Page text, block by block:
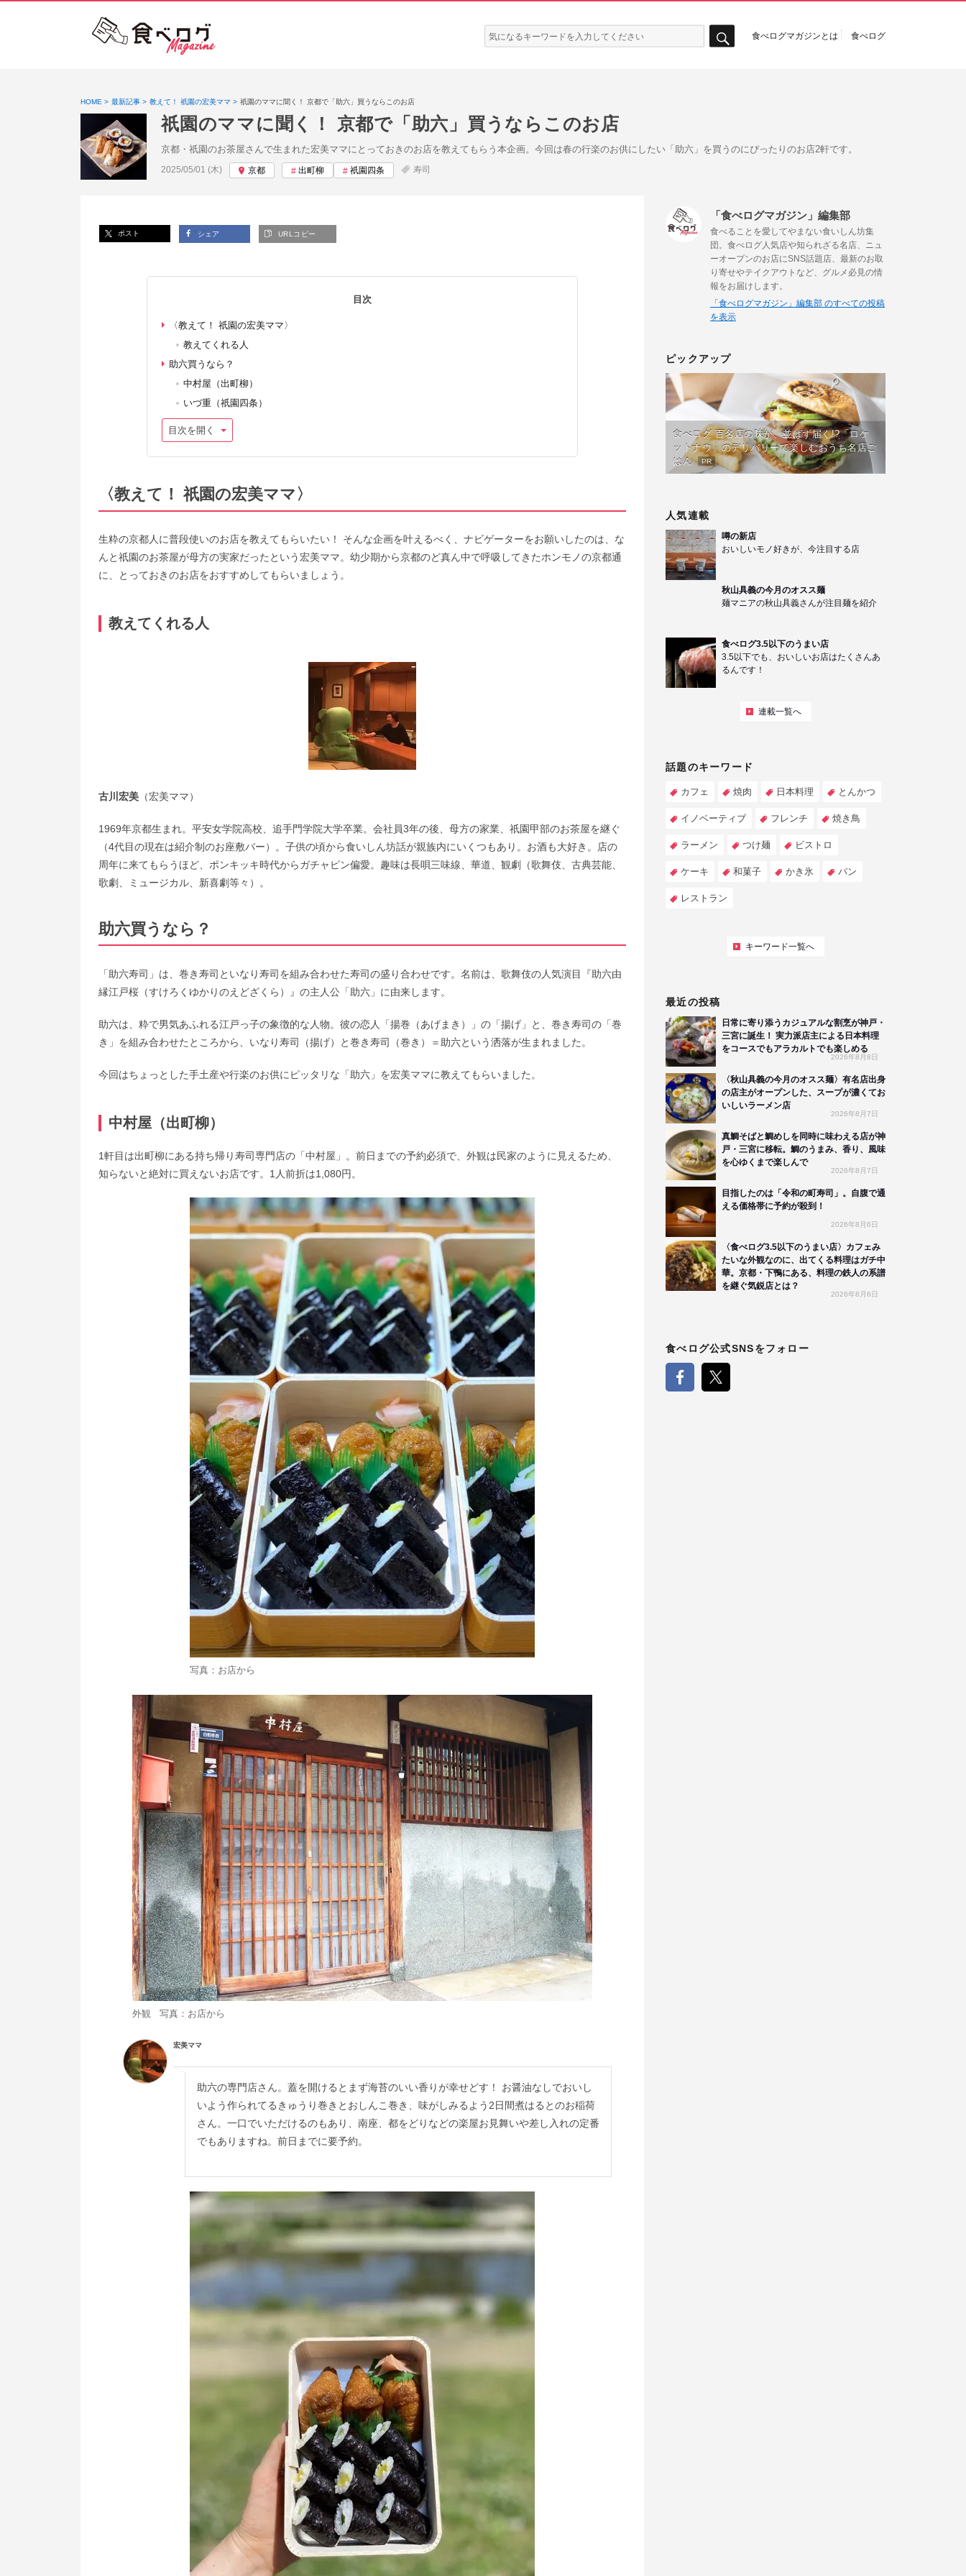
検
索:
食べログマガジンとは 食べログ
HOME 最新記事 教えて！ 祇園の宏美ママ 祇園のママに聞く！ 京都で「助六」買うならこのお店
祇園のママに聞く！ 京都で「助六」買うならこのお店
京都・祇園のお茶屋さんで生まれた宏美ママにとっておきのお店を教えてもらう本企画。今回は春の行楽のお供にしたい「助六」を買うのにぴったりのお店2軒です。
投稿日:
2025/05/01 (木) 京都 出町柳 祇園四条 寿司
ポスト シェア URLコピー
目次
〈教えて！ 祇園の宏美ママ〉
教えてくれる人
助六買うなら？
中村屋（出町柳）
いづ重（祇園四条）
目次を開く
〈教えて！ 祇園の宏美ママ〉
生粋の京都人に普段使いのお店を教えてもらいたい！ そんな企画を叶えるべく、ナビゲーターをお願いしたのは、な
んと祇園のお茶屋が母方の実家だったという宏美ママ。幼少期から京都のど真ん中で呼吸してきたホンモノの京都通
に、とっておきのお店をおすすめしてもらいましょう。
教えてくれる人
古川宏美 （宏美ママ）
1969年京都生まれ。平安女学院高校、追手門学院大学卒業。会社員3年の後、母方の家業、祇園甲部のお茶屋を継ぐ
（4代目の現在は紹介制のお座敷バー）。子供の頃から食いしん坊話が親族内にいくつもあり。お酒も大好き。店の
周年に来てもらうほど、ポンキッキ時代からガチャピン偏愛。趣味は長唄三味線、華道、観劇（歌舞伎、古典芸能、
歌劇、ミュージカル、新喜劇等々）。
助六買うなら？
「助六寿司」は、巻き寿司といなり寿司を組み合わせた寿司の盛り合わせです。名前は、歌舞伎の人気演目『助六由
縁江戸桜（すけろくゆかりのえどざくら）』の主人公「助六」に由来します。
助六は、粋で男気あふれる江戸っ子の象徴的な人物。彼の恋人「揚巻（あげまき）」の「揚げ」と、巻き寿司の「巻
き」を組み合わせたところから、いなり寿司（揚げ）と巻き寿司（巻き）＝助六という洒落が生まれました。
今回はちょっとした手土産や行楽のお供にピッタリな「助六」を宏美ママに教えてもらいました。
中村屋（出町柳）
1軒目は出町柳にある持ち帰り寿司専門店の「中村屋」。前日までの予約必須で、外観は民家のように見えるため、
知らないと絶対に買えないお店です。1人前折は1,080円。
写真：お店から
外観 写真：お店から
宏美ママ
助六の専門店さん。蓋を開けるとまず海苔のいい香りが幸せどす！ お醤油なしでおいし
いよう作られてるきゅうり巻きとおしんこ巻き、味がしみるよう2日間煮はるとのお稲荷
さん。一口でいただけるのもあり、南座、都をどりなどの楽屋お見舞いや差し入れの定番
でもありますね。前日までに要予約。
「食べログマガジン」編集部
食べることを愛してやまない食いしん坊集
団。食べログ人気店や知られざる名店、ニュ
ーオープンのお店にSNS話題店、最新のお取
り寄せやテイクアウトなど、グルメ必見の情
報をお届けします。
「食べログマガジン」編集部 のすべての投稿
を表示
ピックアップ
食べログ 百名店の味が、並ばず届く!?「ロケ
ットナウ」のデリバリーで楽しむおうち名店ご
はん
PR
人気連載
噂の新店
おいしいモノ好きが、今注目する店
秋山具義の今月のオスス麺
麺マニアの秋山具義さんが注目麺を紹介
食べログ3.5以下のうまい店
3.5以下でも、おいしいお店はたくさんあ
るんです！
連載一覧へ
話題のキーワード
カフェ 焼肉 日本料理 とんかつ
イノベーティブ フレンチ 焼き鳥
ラーメン つけ麺 ビストロ
ケーキ 和菓子 かき氷 パン
レストラン
キーワード一覧へ
最近の投稿
日常に寄り添うカジュアルな割烹が神戸・
三宮に誕生！ 実力派店主による日本料理
をコースでもアラカルトでも楽しめる
2026年8月8日
〈秋山具義の今月のオスス麺〉有名店出身
の店主がオープンした、スープが濃くてお
いしいラーメン店
2026年8月7日
真鯛そばと鯛めしを同時に味わえる店が神
戸・三宮に移転。鯛のうまみ、香り、風味
を心ゆくまで楽しんで
2026年8月7日
目指したのは「令和の町寿司」。自腹で通
える価格帯に予約が殺到！
2026年8月6日
〈食べログ3.5以下のうまい店〉カフェみ
たいな外観なのに、出てくる料理はガチ中
華。京都・下鴨にある、料理の鉄人の系譜
を継ぐ気鋭店とは？
2026年8月6日
食べログ公式SNSをフォロー